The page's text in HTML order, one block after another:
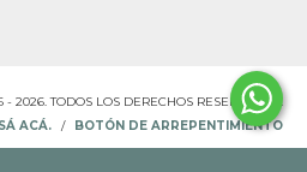
2026. TODOS LOS DERECHOS RESERVADOS.
ACÁ. / BOTÓN DE ARREPENTIMIENTO